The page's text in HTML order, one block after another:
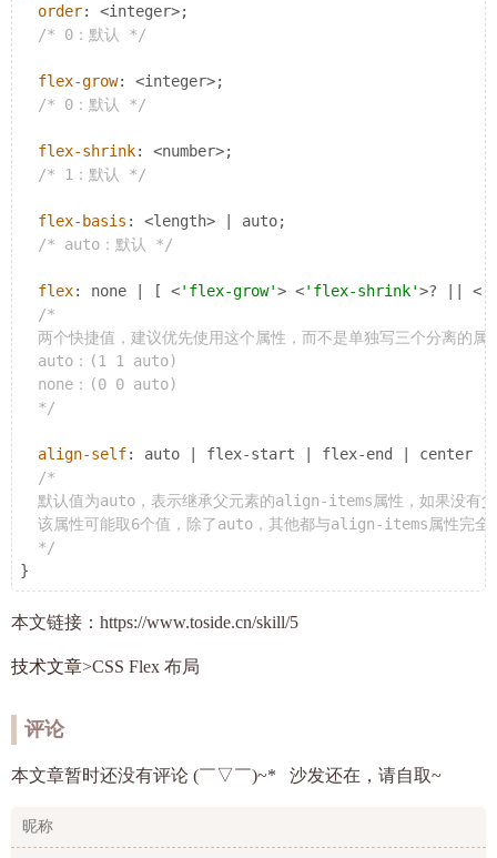
order: <integer>;
/* 0：默认 */
flex-grow: <integer>;
/* 0：默认 */
flex-shrink: <number>;
/* 1：默认 */
flex-basis : <length> | auto;
/* auto：默认 */
flex: none | [ <'flex-grow'> <'flex-shrink'>? || <
/*
两个快捷值，建议优先使用这个属性，而不是单独写三个分离的属
  auto：(1 1 auto)
  none：(0 0 auto)
  */
align-self: auto | flex-start | flex-end | center |
/*
默认值为auto，表示继承父元素的align-items属性，如果没有
该属性可能取6个值，除了auto，其他都与align-items属性完全
  */
本文链接：https://www.toside.cn/skill/5
技术文章>CSS Flex 布局
评论
本文章暂时还没有评论 (￣▽￣)~* 沙发还在，请自取~